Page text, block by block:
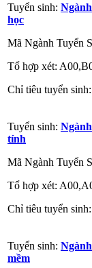
Tuyển sinh:
học
Mã Ngành Tuyển
Tổ hợp xét:
Chỉ tiêu tuyển
Tuyển sinh:
tính
Mã Ngành Tuyển
Tổ hợp xét:
Chỉ tiêu tuyển
Tuyển sinh:
mềm